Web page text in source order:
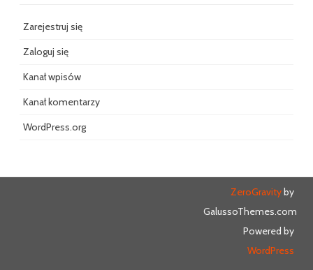
Zarejestruj się
Zaloguj się
Kanał wpisów
Kanał komentarzy
WordPress.org
ZeroGravityby
GalussoThemes.com
Powered by
WordPress